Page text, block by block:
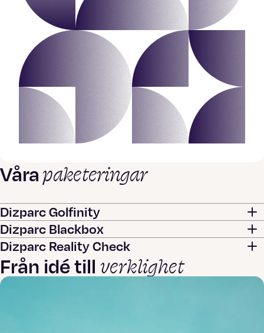
Vårapaketeringar
Dizparc Golfinity
Dizparc Blackbox
Dizparc Reality Check
Från idé till verklighet